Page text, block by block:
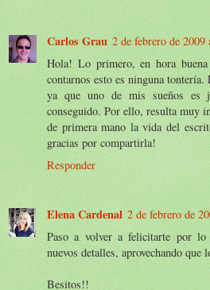
Carlos Grau 2 de febrero de 2009
Hola! Lo primero, en hora
contarnos esto es ninguna
ya que uno de mis sueños
conseguido. Por ello, resulta muy
de primera mano la vida del
gracias por compartirla!
Responder
Elena Cardenal 2 de febrero de
Paso a volver a felicitarte por lo
nuevos detalles, aprovechando que
Besitos!!